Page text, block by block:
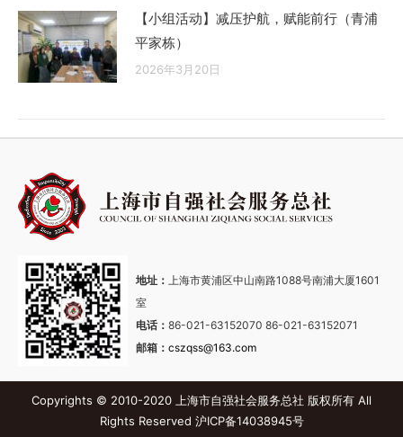
【小组活动】减压护航，赋能前行（青浦
平家栋）
2026年3月20日
地址： 上海市黄浦区中山南路1088号南浦大厦1601
室
电话： 86-021-63152070 86-021-63152071
邮箱： cszqss@163.com
Copyrights © 2010-2020 上海市自强社会服务总社 版权所有 All
Rights Reserved 沪ICP备14038945号